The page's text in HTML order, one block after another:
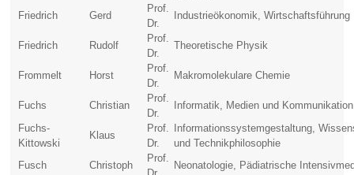
Friedrich
Gerd
Prof.
Dr.
Industrieökonomik, Wirtschaftsführung
Friedrich Rudolf
Prof.
Dr.
Theoretische Physik
Frommelt Horst
Prof.
Dr.
Makromolekulare Chemie
Fuchs Christian
Prof.
Dr.
Informatik, Medien und Kommunikation
Fuchs-
Kittowski
Klaus
Prof.
Dr.
Informationssystemgestaltung,
und Technikphilosophie
Fusch
Christoph
Prof.
Neonatologie, Pädiatrische